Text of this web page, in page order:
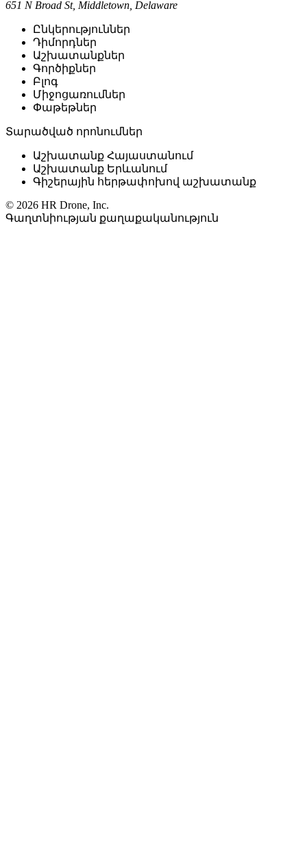
651 N Broad St, Middletown, Delaware
Ընկերություններ
Դիմորդներ
Աշխատանքներ
Գործիքներ
Բլոգ
Միջոցառումներ
Փաթեթներ
Տարածված որոնումներ
Աշխատանք Հայաստանում
Աշխատանք Երևանում
Գիշերային հերթափոխով աշխատանք
© 2026 HR Drone, Inc.
Գաղտնիության քաղաքականություն